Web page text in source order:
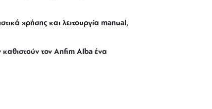
χρήσης και λειτουργία manual,
καθιστούν τον Anfim Alba ένα